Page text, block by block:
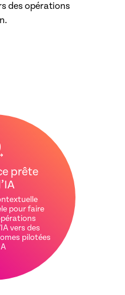
des opérations
prête
pour faire
vers des
pilotées